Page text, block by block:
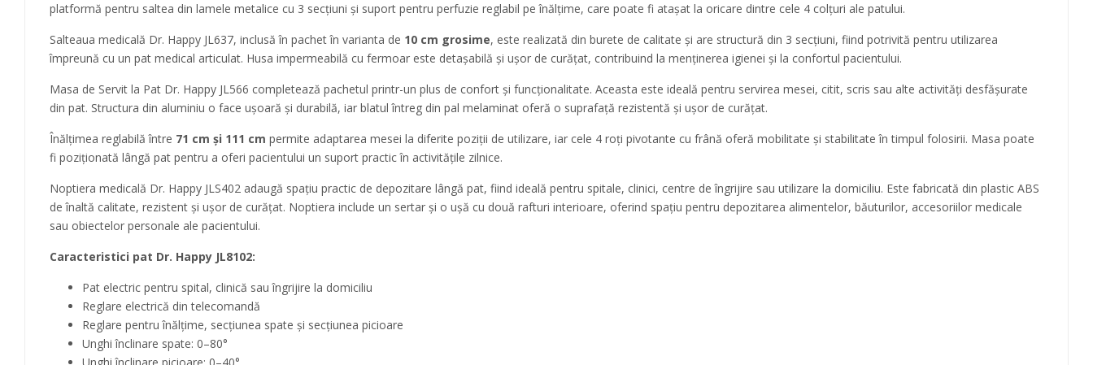
platformă pentru saltea din lamele metalice cu 3 secțiuni și suport pentru perfuzie reglabil pe înălțime, care poate fi atașat la oricare dintre cele 4 colțuri ale patului.
Salteaua medicală Dr. Happy JL637, inclusă în pachet în varianta de 10 cm grosime, este realizată din burete de calitate și are structură din 3 secțiuni, fiind potrivită pentru utilizarea
împreună cu un pat medical articulat. Husa impermeabilă cu fermoar este detașabilă și ușor de curățat, contribuind la menținerea igienei și la confortul pacientului.
Masa de Servit la Pat Dr. Happy JL566 completează pachetul printr-un plus de confort și funcționalitate. Aceasta este ideală pentru servirea mesei, citit, scris sau alte activități desfășurate
din pat. Structura din aluminiu o face ușoară și durabilă, iar blatul întreg din pal melaminat oferă o suprafață rezistentă și ușor de curățat.
Înălțimea reglabilă între 71 cm și 111 cm permite adaptarea mesei la diferite poziții de utilizare, iar cele 4 roți pivotante cu frână oferă mobilitate și stabilitate în timpul folosirii. Masa poate
fi poziționată lângă pat pentru a oferi pacientului un suport practic în activitățile zilnice.
Noptiera medicală Dr. Happy JLS402 adaugă spațiu practic de depozitare lângă pat, fiind ideală pentru spitale, clinici, centre de îngrijire sau utilizare la domiciliu. Este fabricată din plastic ABS
de înaltă calitate, rezistent și ușor de curățat. Noptiera include un sertar și o ușă cu două rafturi interioare, oferind spațiu pentru depozitarea alimentelor, băuturilor, accesoriilor medicale
sau obiectelor personale ale pacientului.
Caracteristici pat Dr. Happy JL8102:
Pat electric pentru spital, clinică sau îngrijire la domiciliu
Reglare electrică din telecomandă
Reglare pentru înălțime, secțiunea spate și secțiunea picioare
Unghi înclinare spate: 0–80°